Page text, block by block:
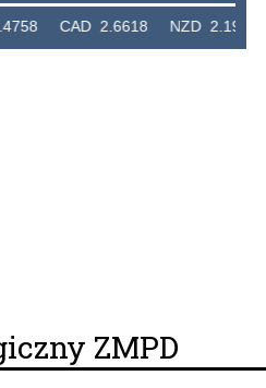
CAD 2.6618 NZD
ZMPD